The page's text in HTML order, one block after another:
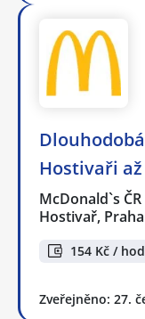
Hostivaři
McDonald`s
Hostivař, Praha
154 Kč / hod
Zveřejněno: 27.